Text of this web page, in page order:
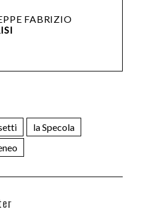
FABRIZIO
la Specola